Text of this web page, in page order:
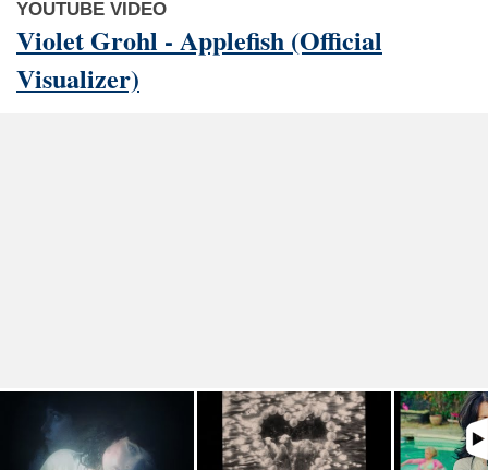
YOUTUBE VIDEO
Violet Grohl - Applefish (Official
Visualizer)